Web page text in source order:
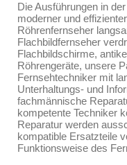
Die Ausführungen in
moderner und
Röhrenfernseher
Flachbildfernseher
Flachbildschirme,
Röhrengeräte, unsere
Fernsehtechniker mit
Unterhaltungs- und
fachmännische
kompetente Techniker
Reparatur werden
kompatible Ersatzteile
Funktionsweise des